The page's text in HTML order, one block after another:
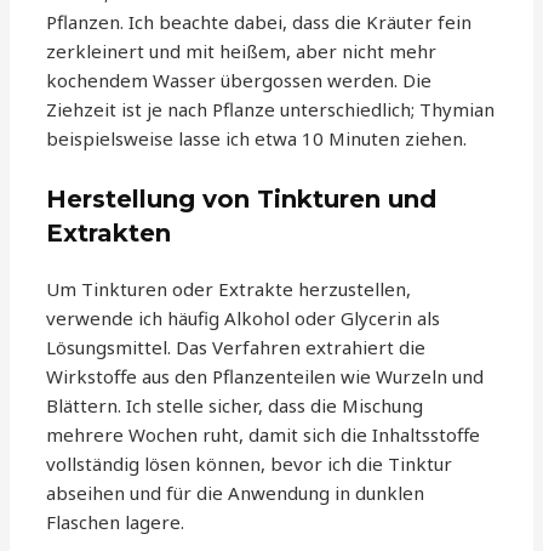
Pflanzen. Ich beachte dabei, dass die Kräuter fein
zerkleinert und mit heißem, aber nicht mehr
kochendem Wasser übergossen werden. Die
Ziehzeit ist je nach Pflanze unterschiedlich; Thymian
beispielsweise lasse ich etwa 10 Minuten ziehen.
Herstellung von Tinkturen und
Extrakten
Um Tinkturen oder Extrakte herzustellen,
verwende ich häufig Alkohol oder Glycerin als
Lösungsmittel. Das Verfahren extrahiert die
Wirkstoffe aus den Pflanzenteilen wie Wurzeln und
Blättern. Ich stelle sicher, dass die Mischung
mehrere Wochen ruht, damit sich die Inhaltsstoffe
vollständig lösen können, bevor ich die Tinktur
abseihen und für die Anwendung in dunklen
Flaschen lagere.